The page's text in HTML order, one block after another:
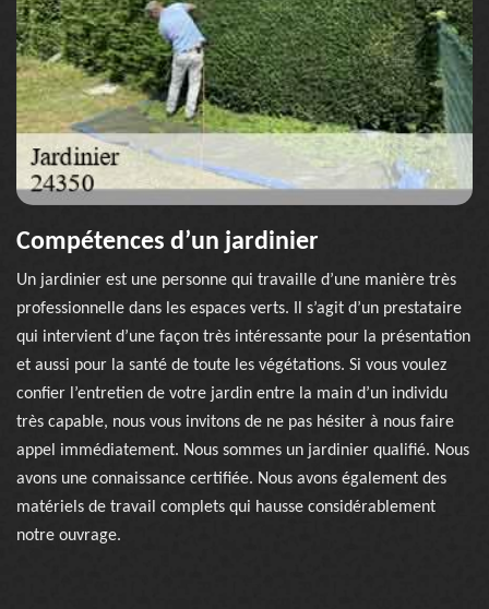
Compétences d’un jardinier
Un jardinier est une personne qui travaille d’une manière très
professionnelle dans les espaces verts. Il s’agit d’un prestataire
qui intervient d’une façon très intéressante pour la présentation
et aussi pour la santé de toute les végétations. Si vous voulez
confier l’entretien de votre jardin entre la main d’un individu
très capable, nous vous invitons de ne pas hésiter à nous faire
appel immédiatement. Nous sommes un jardinier qualifié. Nous
avons une connaissance certifiée. Nous avons également des
matériels de travail complets qui hausse considérablement
notre ouvrage.